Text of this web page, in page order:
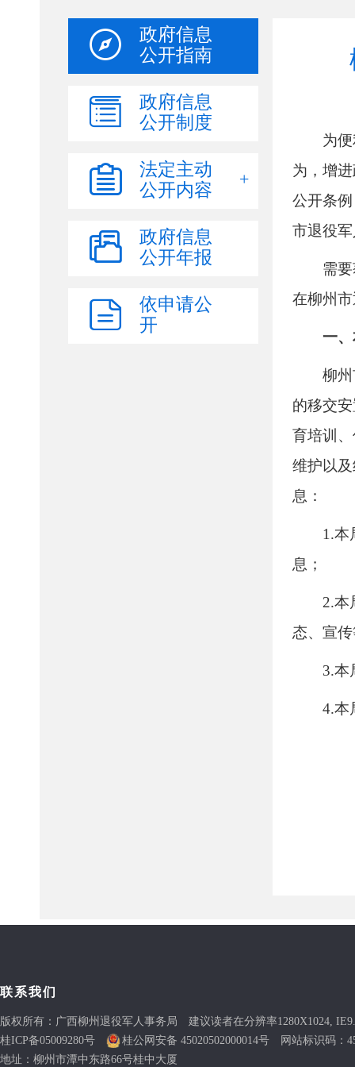
政府信息
公开指南
政府信息
公开制度
法定主动
公开内容
政府信息
公开年报
依申请公
开
联系我们
版权所有：广西柳州退役军人事务局 建议读者在分辨率1280X1024,
桂ICP备05009280号
桂公网安备 45020502000014号 网站标识码：
地址：柳州市潭中东路66号桂中大厦